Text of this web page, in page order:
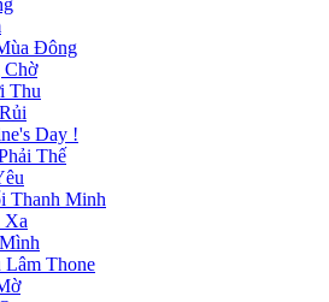
Đông
Chờ
Thu
Day !
Thế
Thanh Minh
Xa
Thone